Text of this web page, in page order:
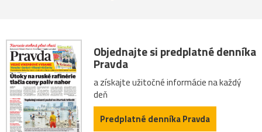
Objednajte si predplatné denníka
Pravda
a získajte užitočné informácie na každý
deň
Predplatné denníka Pravda